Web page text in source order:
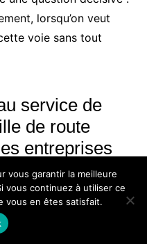
lorsqu’on veut
voie sans tout
service de
de route
entreprises
pas de réécrire tout le
la plus efficace
ciblé, porteur pour la
vous garantir la meilleure
vous continuez à utiliser ce
vous en êtes satisfait.